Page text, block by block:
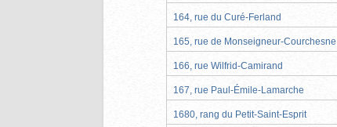
164, rue du Curé-Ferland
165, rue de Monseigneur-Courchesne
166, rue Wilfrid-Camirand
167, rue Paul-Émile-Lamarche
1680, rang du Petit-Saint-Esprit